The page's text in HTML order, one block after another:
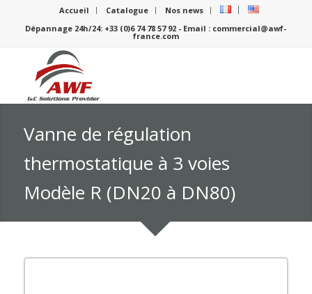
Accueil Catalogue
Nos news
Dépannage 24h/24: +33 (0)6 74 78 57 92 - Email : commercial@awf-
france.com
Vanne de régulation
thermostatique à 3 voies
Modèle R (DN20 à DN80)